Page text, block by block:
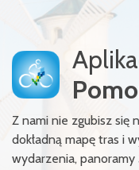
Z nami nie zgubisz się
dokładną mapę tras i
wydarzenia,